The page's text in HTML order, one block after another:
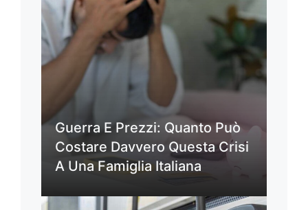
Guerra E Prezzi: Quanto Può
Costare Davvero Questa Crisi
A Una Famiglia Italiana